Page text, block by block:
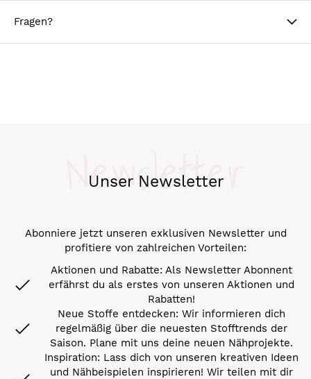
Fragen?
Unser Newsletter
Newsletter
Abonniere jetzt unseren exklusiven Newsletter und
profitiere von zahlreichen Vorteilen:
Aktionen und Rabatte: Als Newsletter Abonnent
erfährst du als erstes von unseren Aktionen und
Rabatten!
Neue Stoffe entdecken: Wir informieren dich
regelmäßig über die neuesten Stofftrends der
Saison. Plane mit uns deine neuen Nähprojekte.
Inspiration: Lass dich von unseren kreativen Ideen
und Nähbeispielen inspirieren! Wir teilen mit dir